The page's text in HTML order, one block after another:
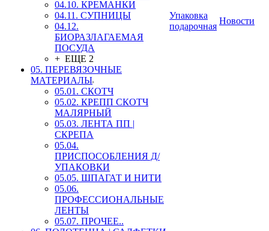
04.10. КРЕМАНКИ
04.11. СУПНИЦЫ
04.12.
БИОРАЗЛАГАЕМАЯ
ПОСУДА
+ ЕЩЕ 2
05. ПЕРЕВЯЗОЧНЫЕ
МАТЕРИАЛЫ
05.01. СКОТЧ
05.02. КРЕПП СКОТЧ
МАЛЯРНЫЙ
05.03. ЛЕНТА ПП |
СКРЕПА
05.04.
ПРИСПОСОБЛЕНИЯ Д/
УПАКОВКИ
05.05. ШПАГАТ И НИТИ
05.06.
ПРОФЕССИОНАЛЬНЫЕ
ЛЕНТЫ
05.07. ПРОЧЕЕ..
Упаковка
подарочная
Новости